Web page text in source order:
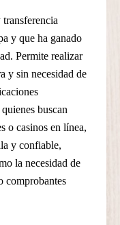
y que ha ganado
Permite realizar
y sin necesidad de
buscan
o casinos en línea,
y confiable,
la necesidad de
comprobantes